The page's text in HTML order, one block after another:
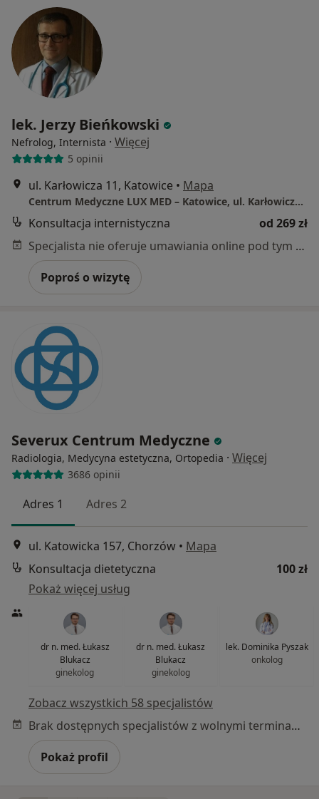
lek. Jerzy Bieńkowski
Nefrolog, Internista · Więcej
5 opinii
ul. Karłowicza 11, Katowice • Mapa
Centrum Medyczne LUX MED – Katowice, ul. Karłowicza 11
Konsultacja internistyczna
od 269 zł
Specjalista nie oferuje umawiania online pod tym adresem.
Poproś o wizytę
Severux Centrum Medyczne
Radiologia, Medycyna estetyczna, Ortopedia · Więcej
3686 opinii
Adres 1 Adres 2
ul. Katowicka 157, Chorzów • Mapa
Konsultacja dietetyczna
100 zł
Pokaż więcej usług
dr n. med. Łukasz
Blukacz
ginekolog
dr n. med. Łukasz
Blukacz
ginekolog
lek. Dominika Pyszak
onkolog
Zobacz wszystkich 58 specjalistów
Brak dostępnych specjalistów z wolnymi terminami w tym centrum medycznym.
Pokaż profil